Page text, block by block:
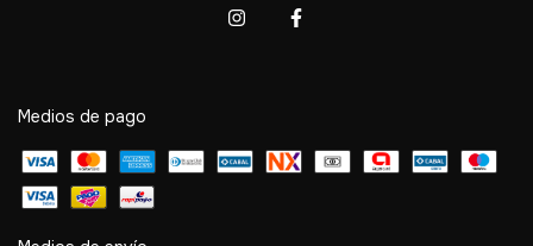
Medios de pago